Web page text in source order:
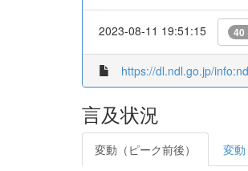
2023-08-11 19:51:15 40
https://dl.ndl.go.jp/
言及状況
変動（ピーク前後） 変動